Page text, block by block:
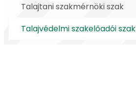
Talajtani szakmérnöki szak
Talajvédelmi szakelőadói szak